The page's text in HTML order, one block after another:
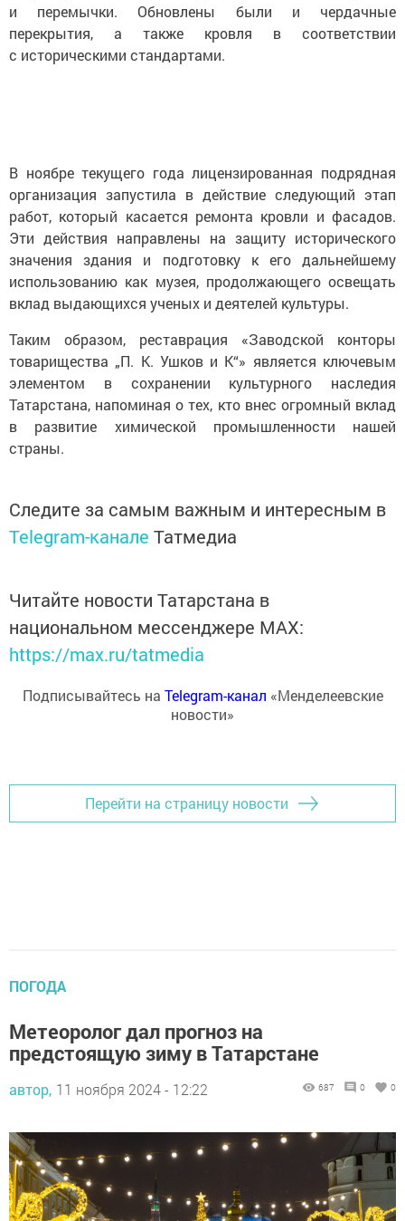
и перемычки. Обновлены были и чердачные
перекрытия, а также кровля в соответствии
с историческими стандартами.
В ноябре текущего года лицензированная подрядная
организация запустила в действие следующий этап
работ, который касается ремонта кровли и фасадов.
Эти действия направлены на защиту исторического
значения здания и подготовку к его дальнейшему
использованию как музея, продолжающего освещать
вклад выдающихся ученых и деятелей культуры.
Таким образом, реставрация «Заводской конторы
товарищества „П. К. Ушков и К“» является ключевым
элементом в сохранении культурного наследия
Татарстана, напоминая о тех, кто внес огромный вклад
в развитие химической промышленности нашей
страны.
Следите за самым важным и интересным в
Telegram-канале Татмедиа
Читайте новости Татарстана в
национальном мессенджере MАХ:
https://max.ru/tatmedia
Подписывайтесь на Telegram-канал «Менделеевские
новости»
Перейти на страницу новости
ПОГОДА
Метеоролог дал прогноз на
предстоящую зиму в Татарстане
автор, 11 ноября 2024 - 12:22 687 0 0